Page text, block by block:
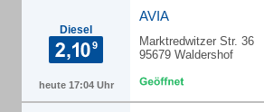
Diesel
heute 17:04 Uhr
AVIA
Marktredwitzer Str. 36
95679 Waldershof